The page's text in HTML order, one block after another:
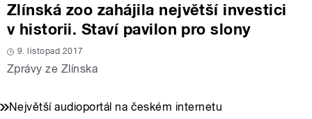
Zlínská zoo zahájila největší investici
v historii. Staví pavilon pro slony
9. listopad 2017
Zprávy ze Zlínska
Největší audioportál na českém internetu